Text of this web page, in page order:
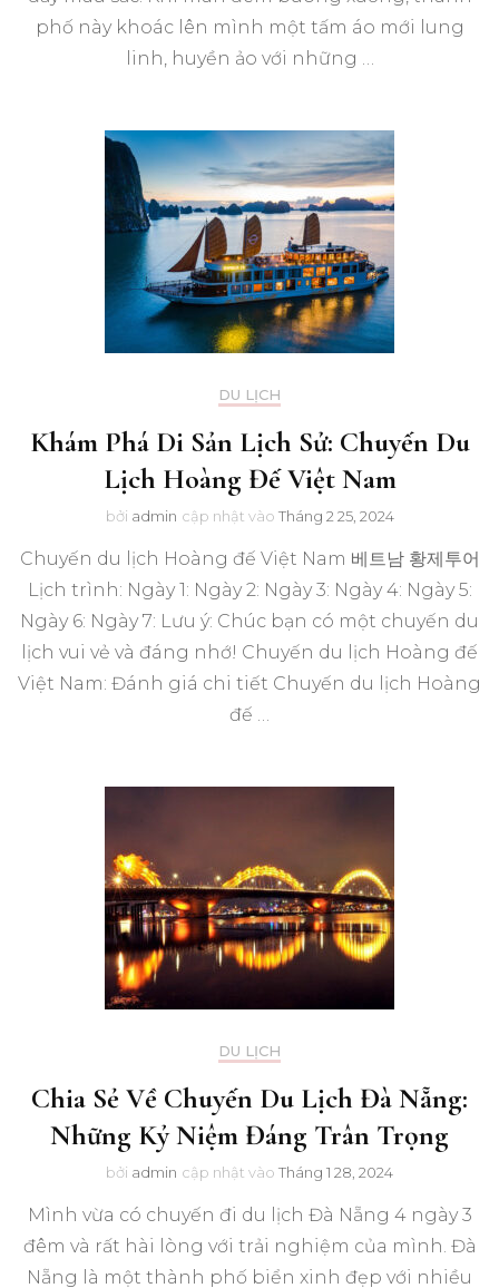
phố này khoác lên mình một tấm áo mới lung
linh, huyền ảo với những …
DU LỊCH
Khám Phá Di Sản Lịch Sử: Chuyến Du
Lịch Hoàng Đế Việt Nam
bởi admin cập nhật vào Tháng 2 25, 2024
Chuyến du lịch Hoàng đế Việt Nam 베트남 황제투어
Lịch trình: Ngày 1: Ngày 2: Ngày 3: Ngày 4: Ngày 5:
Ngày 6: Ngày 7: Lưu ý: Chúc bạn có một chuyến du
lịch vui vẻ và đáng nhớ! Chuyến du lịch Hoàng đế
Việt Nam: Đánh giá chi tiết Chuyến du lịch Hoàng
đế …
DU LỊCH
Chia Sẻ Về Chuyến Du Lịch Đà Nẵng:
Những Kỷ Niệm Đáng Trân Trọng
bởi admin cập nhật vào Tháng 1 28, 2024
Mình vừa có chuyến đi du lịch Đà Nẵng 4 ngày 3
đêm và rất hài lòng với trải nghiệm của mình. Đà
Nẵng là một thành phố biển xinh đẹp với nhiều